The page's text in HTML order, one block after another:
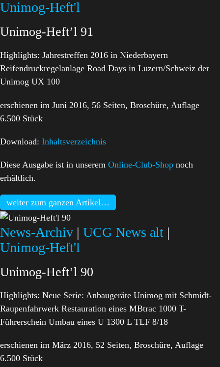
Unimog-Heft'l
Unimog-Heft’l 91
Highlights: Jahrestreffen 2016 in Niederbayern
Reifendruckregelanlage Road Days in Luzern/Schweiz der
Unimog UX 100
erschienen im Juni 2016, 56 Seiten, Broschüre, Auflage
6.500 Stück
Download: Inhaltsverzeichnis
Diese Ausgabe ist in unserem Online-Club-Shop noch
erhältlich.
weiter zum ganzen Artikel…
News-Archiv | UCG News alt |
Unimog-Heft'l
Unimog-Heft’l 90
Highlights: Neue Serie: Anbaugeräte Unimog mit Schmidt-
Raupenfahrwerk Restauration eines MBtrac 1000 T-
Führerschein Umbau eines U 1300 L TLF 8/18
erschienen im März 2016, 52 Seiten, Broschüre, Auflage
6.500 Stück